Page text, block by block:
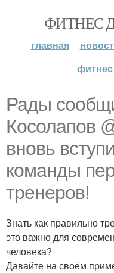
ФИТНЕС
главная
Рады
Косолапов
вновь
команды
тренеров!
Знать как правильно
это важно для
человека?
Давайте на своём